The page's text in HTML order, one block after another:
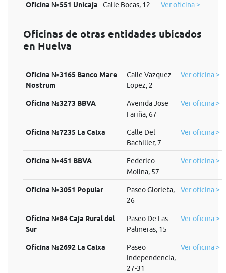
Oficina №551 Unicaja Calle Bocas, 12 Ver oficina >
Oficinas de otras entidades ubicados
en Huelva
Oficina №3165 Banco Mare
Nostrum
Calle Vazquez
Lopez, 2
Ver oficina >
Oficina №3273 BBVA
Avenida Jose
Fariña, 67
Ver oficina >
Oficina №7235 La Caixa
Calle Del
Bachiller, 7
Ver oficina >
Oficina №451 BBVA
Federico
Molina, 57
Ver oficina >
Oficina №3051 Popular
Paseo Glorieta,
26
Ver oficina >
Oficina №84 Caja Rural del
Sur
Paseo De Las
Palmeras, 15
Ver oficina >
Oficina №2692 La Caixa
Paseo
Independencia,
27-31
Ver oficina >